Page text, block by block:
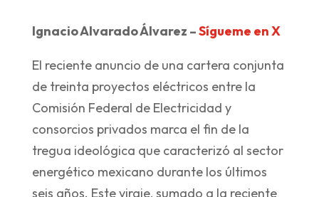
Ignacio Alvarado Álvarez –Sígueme en X
El reciente anuncio de una cartera conjunta
de treinta proyectos eléctricos entre la
Comisión Federal de Electricidad y
consorcios privados marca el fin de la
tregua ideológica que caracterizó al sector
energético mexicano durante los últimos
seis años. Este viraje, sumado a la reciente